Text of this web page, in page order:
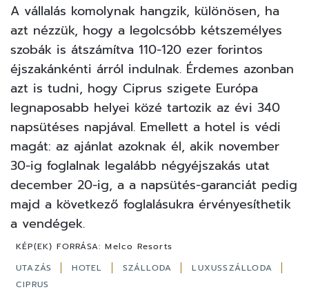
A vállalás komolynak hangzik, különösen, ha
azt nézzük, hogy a legolcsóbb kétszemélyes
szobák is átszámítva 110-120 ezer forintos
éjszakánkénti árról indulnak. Érdemes azonban
azt is tudni, hogy Ciprus szigete Európa
legnaposabb helyei közé tartozik az évi 340
napsütéses napjával. Emellett a hotel is védi
magát: az ajánlat azoknak él, akik november
30-ig foglalnak legalább négyéjszakás utat
december 20-ig, a a napsütés-garanciát pedig
majd a következő foglalásukra érvényesíthetik
a vendégek.
KÉP(EK) FORRÁSA: Melco Resorts
UTAZÁS
HOTEL SZÁLLODA
LUXUSSZÁLLODA
CIPRUS